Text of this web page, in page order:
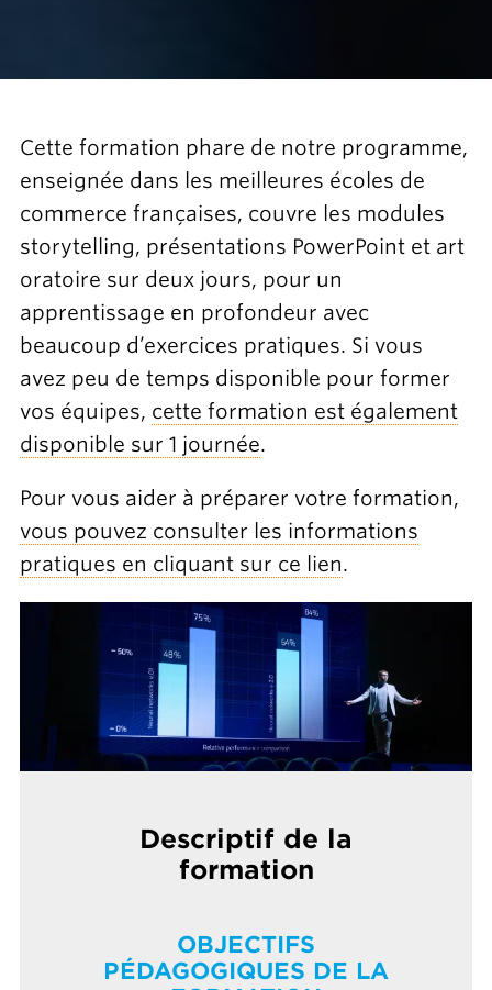
Cette formation phare de notre programme,
enseignée dans les meilleures écoles de
commerce françaises, couvre les modules
storytelling, présentations PowerPoint et art
oratoire sur deux jours, pour un
apprentissage en profondeur avec
beaucoup d’exercices pratiques. Si vous
avez peu de temps disponible pour former
vos équipes, cette formation est également
disponible sur 1 journée.
Pour vous aider à préparer votre formation,
vous pouvez consulter les informations
pratiques en cliquant sur ce lien.
Descriptif de la
formation
OBJECTIFS
PÉDAGOGIQUES DE LA